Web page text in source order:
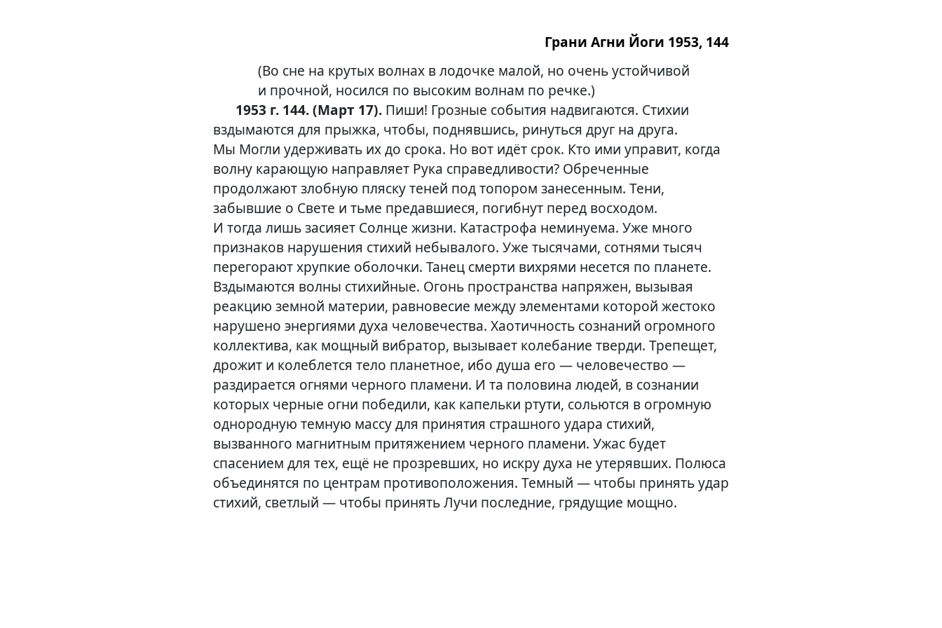
Грани Агни Йоги 1953, 144
(Во сне на крутых волнах в лодочке малой, но очень устойчивой
и прочной, носился по высоким волнам по речке.)
1953 г. 144. (Март 17). Пиши! Грозные события надвигаются. Стихии
вздымаются для прыжка, чтобы, поднявшись, ринуться друг на друга.
Мы Могли удерживать их до срока. Но вот идёт срок. Кто ими управит, когда
волну карающую направляет Рука справедливости? Обреченные
продолжают злобную пляску теней под топором занесенным. Тени,
забывшие о Свете и тьме предавшиеся, погибнут перед восходом.
И тогда лишь засияет Солнце жизни. Катастрофа неминуема. Уже много
признаков нарушения стихий небывалого. Уже тысячами, сотнями тысяч
перегорают хрупкие оболочки. Танец смерти вихрями несется по планете.
Вздымаются волны стихийные. Огонь пространства напряжен, вызывая
реакцию земной материи, равновесие между элементами которой жестоко
нарушено энергиями духа человечества. Хаотичность сознаний огромного
коллектива, как мощный вибратор, вызывает колебание тверди. Трепещет,
дрожит и колеблется тело планетное, ибо душа его — человечество —
раздирается огнями черного пламени. И та половина людей, в сознании
которых черные огни победили, как капельки ртути, сольются в огромную
однородную темную массу для принятия страшного удара стихий,
вызванного магнитным притяжением черного пламени. Ужас будет
спасением для тех, ещё не прозревших, но искру духа не утерявших. Полюса
объединятся по центрам противоположения. Темный — чтобы принять удар
стихий, светлый — чтобы принять Лучи последние, грядущие мощно.